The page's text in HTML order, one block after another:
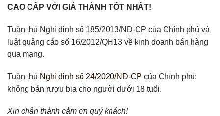
CAO CẤP VỚI GIÁ THÀNH TỐT NHẤT!
Tuân thủ Nghị định số 185/2013/NĐ-CP của Chính phủ và
luật quảng cáo số 16/2012/QH13 về kinh doanh bán hàng
qua mạng.
Tuân thủ Nghị định số 24/2020/NĐ-CP của Chính phủ:
không bán rượu bia cho người dưới 18 tuổi.
Xin chân thành cảm ơn quý khách!